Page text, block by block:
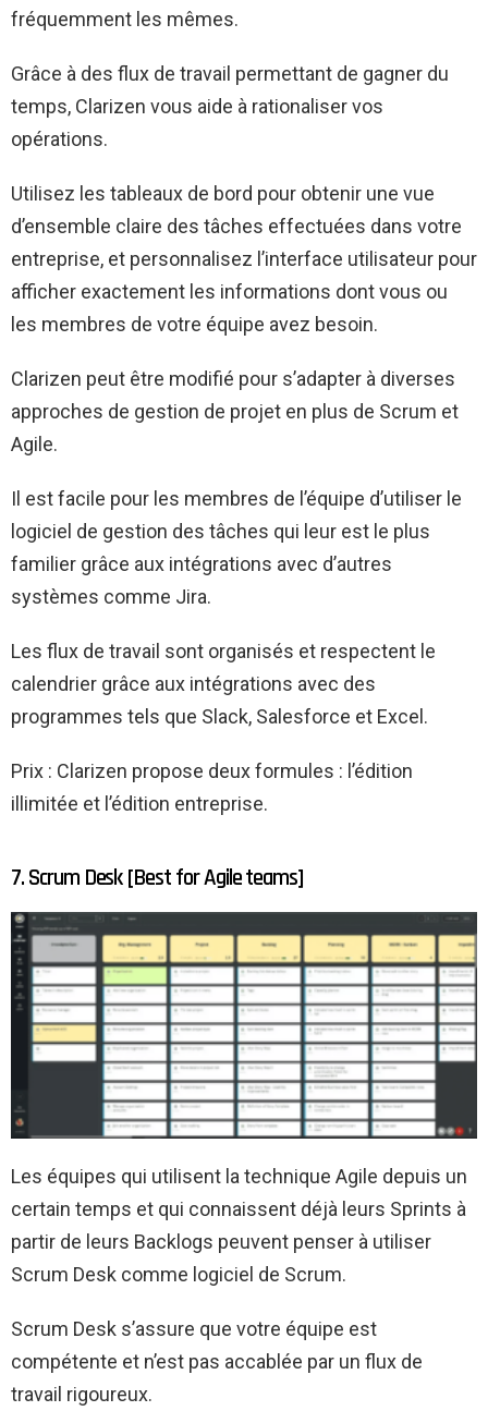
fréquemment les mêmes.
Grâce à des flux de travail permettant de gagner du
temps, Clarizen vous aide à rationaliser vos
opérations.
Utilisez les tableaux de bord pour obtenir une vue
d’ensemble claire des tâches effectuées dans votre
entreprise, et personnalisez l’interface utilisateur pour
afficher exactement les informations dont vous ou
les membres de votre équipe avez besoin.
Clarizen peut être modifié pour s’adapter à diverses
approches de gestion de projet en plus de Scrum et
Agile.
Il est facile pour les membres de l’équipe d’utiliser le
logiciel de gestion des tâches qui leur est le plus
familier grâce aux intégrations avec d’autres
systèmes comme Jira.
Les flux de travail sont organisés et respectent le
calendrier grâce aux intégrations avec des
programmes tels que Slack, Salesforce et Excel.
Prix : Clarizen propose deux formules : l’édition
illimitée et l’édition entreprise.
7. Scrum Desk [Best for Agile teams]
Les équipes qui utilisent la technique Agile depuis un
certain temps et qui connaissent déjà leurs Sprints à
partir de leurs Backlogs peuvent penser à utiliser
Scrum Desk comme logiciel de Scrum.
Scrum Desk s’assure que votre équipe est
compétente et n’est pas accablée par un flux de
travail rigoureux.